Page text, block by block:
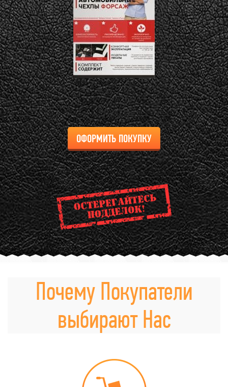
ОФОРМИТЬ ПОКУПКУ
Почему Покупатели
выбирают Нас